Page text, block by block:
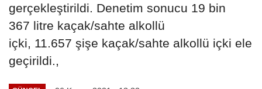
gerçekleştirildi. Denetim sonucu 19 bin
367 litre kaçak/sahte alkollü
içki, 11.657 şişe kaçak/sahte alkollü içki ele
geçirildi.,